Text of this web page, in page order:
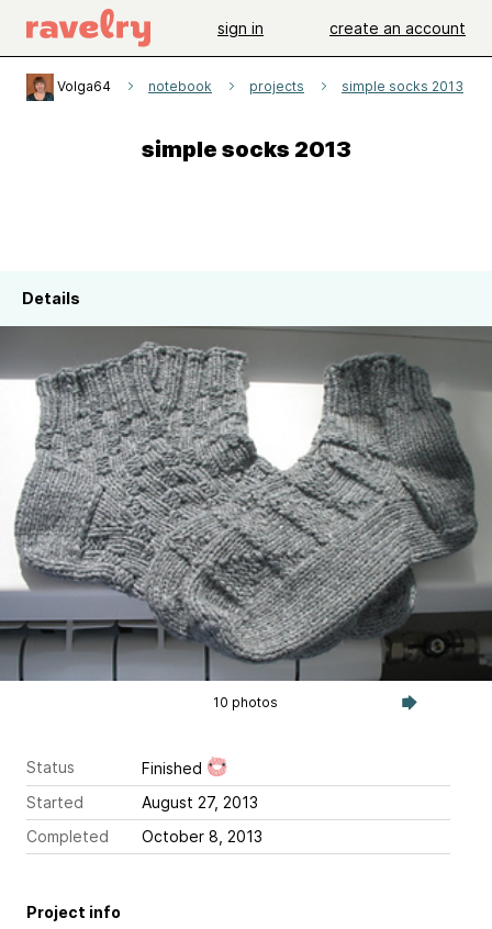
sign in create an account
Volga64 notebook projects simple socks 2013
simple socks 2013
Details
10 photos
Status
Finished
Started
August 27, 2013
Completed
October 8, 2013
Project info